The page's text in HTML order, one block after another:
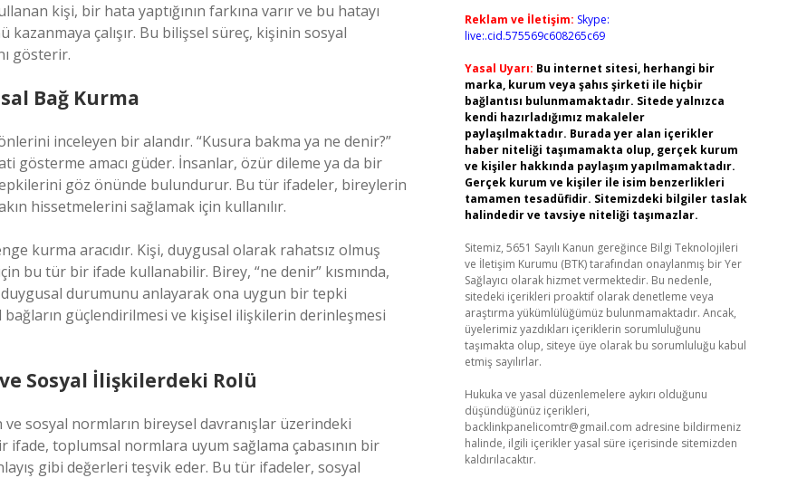
kişi, bir hata yaptığının farkına varır ve bu hatayı
çalışır. Bu bilişsel süreç, kişinin sosyal
gösterir.
Bağ Kurma
inceleyen bir alandır. “Kusura bakma ya ne denir?”
gösterme amacı güder. İnsanlar, özür dileme ya da bir
göz önünde bulundurur. Bu tür ifadeler, bireylerin
hissetmelerini sağlamak için kullanılır.
kurma aracıdır. Kişi, duygusal olarak rahatsız olmuş
bu tür bir ifade kullanabilir. Birey, “ne denir” kısmında,
durumunu anlayarak ona uygun bir tepki
güçlendirilmesi ve kişisel ilişkilerin derinleşmesi
Sosyal İlişkilerdeki Rolü
sosyal normların bireysel davranışlar üzerindeki
toplumsal normlara uyum sağlama çabasının bir
gibi değerleri teşvik eder. Bu tür ifadeler, sosyal
Reklam ve İletişim: Skype:
live:.cid.575569c608265c69
Yasal Uyarı: Bu internet sitesi, herhangi bir
marka, kurum veya şahıs şirketi ile hiçbir
bağlantısı bulunmamaktadır. Sitede yalnızca
kendi hazırladığımız makaleler
paylaşılmaktadır. Burada yer alan içerikler
haber niteliği taşımamakta olup, gerçek kurum
ve kişiler hakkında paylaşım yapılmamaktadır.
Gerçek kurum ve kişiler ile isim benzerlikleri
tamamen tesadüfidir. Sitemizdeki bilgiler taslak
halindedir ve tavsiye niteliği taşımazlar.
Sitemiz, 5651 Sayılı Kanun gereğince Bilgi Teknolojileri
ve İletişim Kurumu (BTK) tarafından onaylanmış bir Yer
Sağlayıcı olarak hizmet vermektedir. Bu nedenle,
sitedeki içerikleri proaktif olarak denetleme veya
araştırma yükümlülüğümüz bulunmamaktadır. Ancak,
üyelerimiz yazdıkları içeriklerin sorumluluğunu
taşımakta olup, siteye üye olarak bu sorumluluğu kabul
etmiş sayılırlar.
Hukuka ve yasal düzenlemelere aykırı olduğunu
düşündüğünüz içerikleri,
backlinkpanelicomtr@gmail.com adresine bildirmeniz
halinde, ilgili içerikler yasal süre içerisinde sitemizden
kaldırılacaktır.